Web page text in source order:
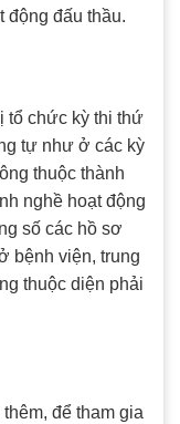
động đấu thầu.
tổ chức kỳ thi thứ
tự như ở các kỳ
thuộc thành
nghề hoạt động
số các hồ sơ
bệnh viện, trung
thuộc diện phải
để tham gia